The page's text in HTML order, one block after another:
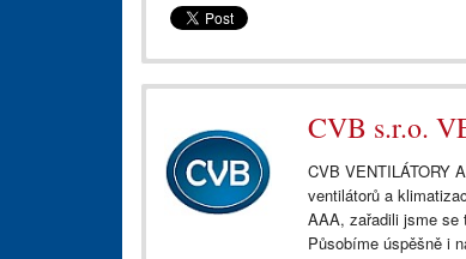
CVB s.r.o.
CVB VENTILÁTORY
ventilátorů a
AAA, zařadili jsme
Působíme úspěšně i